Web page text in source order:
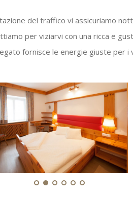
del traffico vi assicuriamo
per viziarvi con una ricca e
fornisce le energie giuste per i